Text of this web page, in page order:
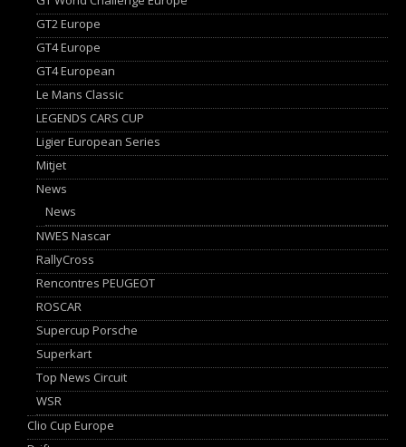
GT2 Europe
GT4 Europe
GT4 European
Le Mans Classic
LEGENDS CARS CUP
Ligier European Series
Mitjet
News
News
NWES Nascar
RallyCross
Rencontres PEUGEOT
ROSCAR
Supercup Porsche
Superkart
Top News Circuit
WSR
Clio Cup Europe